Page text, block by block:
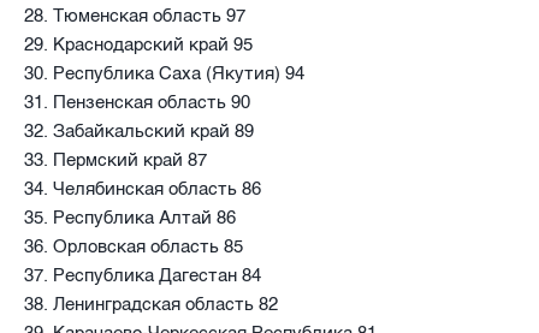
28. Тюменская область 97
29. Краснодарский край 95
30. Республика Саха (Якутия) 94
31. Пензенская область 90
32. Забайкальский край 89
33. Пермский край 87
34. Челябинская область 86
35. Республика Алтай 86
36. Орловская область 85
37. Республика Дагестан 84
38. Ленинградская область 82